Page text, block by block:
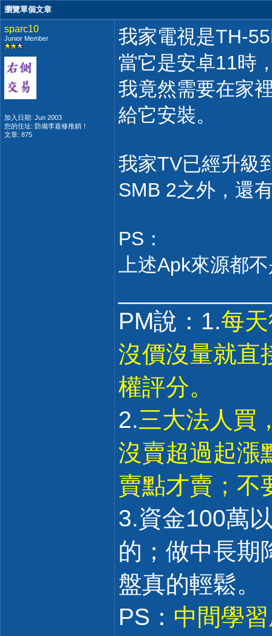
瀏覽單個文章
sparc10
Junior Member
加入日期: Jun 2003
您的住址: 防備李嘉修推銷！
文章: 875
我家電視是TH-
當它是安卓11時
我竟然需要在家
給它安裝。
我家TV已經升級
SMB 2之外，還
PS：
上述Apk來源都
PM說：1.每
沒價沒量就直
權評分。
2.三大法人買
沒賣超過起漲
賣點才賣；不
3.資金100萬
的；做中長期
盤真的輕鬆。
PS： 中間學